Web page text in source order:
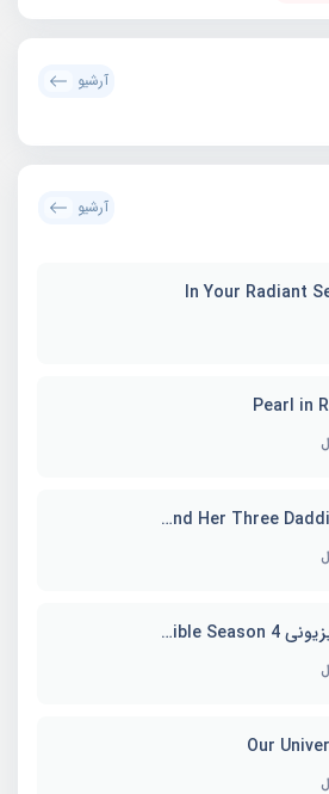
آرشیو
آرشیو
سریال Marie and Her Three Daddies
برنامه تلویزیونی Whenever Possible Season 4